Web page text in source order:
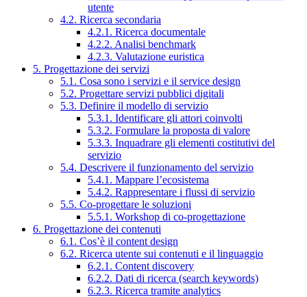
utente
4.2. Ricerca secondaria
4.2.1. Ricerca documentale
4.2.2. Analisi benchmark
4.2.3. Valutazione euristica
5. Progettazione dei servizi
5.1. Cosa sono i servizi e il service design
5.2. Progettare servizi pubblici digitali
5.3. Definire il modello di servizio
5.3.1. Identificare gli attori coinvolti
5.3.2. Formulare la proposta di valore
5.3.3. Inquadrare gli elementi costitutivi del
servizio
5.4. Descrivere il funzionamento del servizio
5.4.1. Mappare l’ecosistema
5.4.2. Rappresentare i flussi di servizio
5.5. Co-progettare le soluzioni
5.5.1. Workshop di co-progettazione
6. Progettazione dei contenuti
6.1. Cos’è il content design
6.2. Ricerca utente sui contenuti e il linguaggio
6.2.1. Content discovery
6.2.2. Dati di ricerca (search keywords)
6.2.3. Ricerca tramite analytics